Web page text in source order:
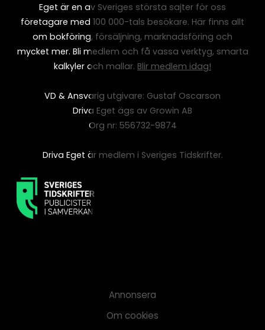
Eget är en av Sveriges största sajter för oss
företagare med 100 000-tals besökare. Här finns allt
om bokföring, försäljning, marknadsföring och
mycket mer. Bli medlem och få vassa verktyg, smarta
kalkyler och mallar. Blir medlem idag!
VD & Ansvarig utgivare: Gustaf Oscarson
Driva Eget ägs av Growin AB
Org nr: 556732-9874
Driva Eget är medlem i Sveriges Tidskrifter.
Annonsera
Om cookies